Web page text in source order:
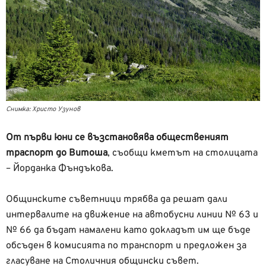
Снимка: Христо Узунов
От първи юни се възстановява общественият
траспорт до Витоша, съобщи кметът на столицата
– Йорданка Фъндъкова.
Общинските съветници трябва да решат дали
интервалите на движение на автобусни линии № 63 и
№ 66 да бъдат намалени като докладът им ще бъде
обсъден в комисията по транспорт и предложен за
гласуване на Столичния общински съвет.